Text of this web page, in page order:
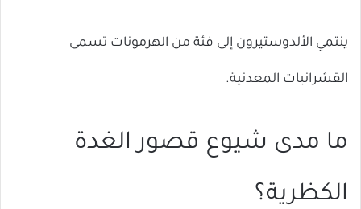
ينتمي الألدوستيرون إلى فئة من الهرمونات تسمى
القشرانيات المعدنية.
ما مدى شيوع قصور الغدة
الكظرية؟